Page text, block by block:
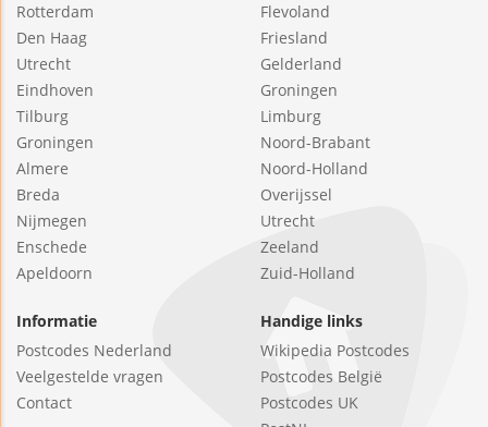
Rotterdam
Den Haag
Utrecht
Eindhoven
Tilburg
Groningen
Almere
Breda
Nijmegen
Enschede
Apeldoorn
Flevoland
Friesland
Gelderland
Groningen
Limburg
Noord-Brabant
Noord-Holland
Overijssel
Utrecht
Zeeland
Zuid-Holland
Informatie
Postcodes Nederland
Veelgestelde vragen
Contact
Handige links
Wikipedia Postcodes
Postcodes België
Postcodes UK